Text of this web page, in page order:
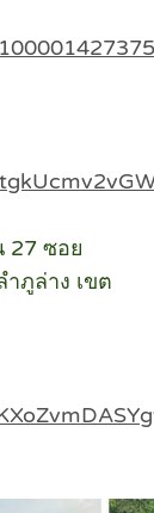
27 ซอย
ภูล่าง เขต